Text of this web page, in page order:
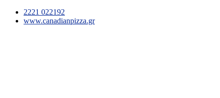
2221 022192
www.canadianpizza.gr